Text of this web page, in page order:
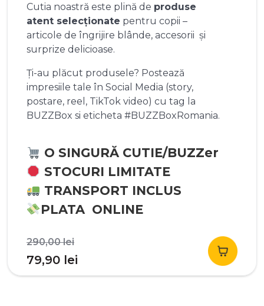
Cutia noastră este plină de produse
atent selecționate pentru copii –
articole de îngrijire blânde, accesorii și
surprize delicioase.
Ți-au plăcut produsele? Postează
impresiile tale în Social Media (story,
postare, reel, TikTok video) cu tag la
BUZZBox si eticheta #BUZZBoxRomania.
O SINGURĂ CUTIE/BUZZer
STOCURI LIMITATE
TRANSPORT INCLUS
PLATA ONLINE
290,00leiPrețul
inițial
a
79,90 lei
curent